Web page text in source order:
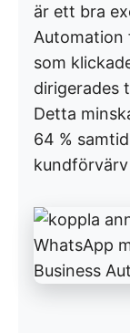
är ett bra
Automation
som
dirigerades
Detta
64 %